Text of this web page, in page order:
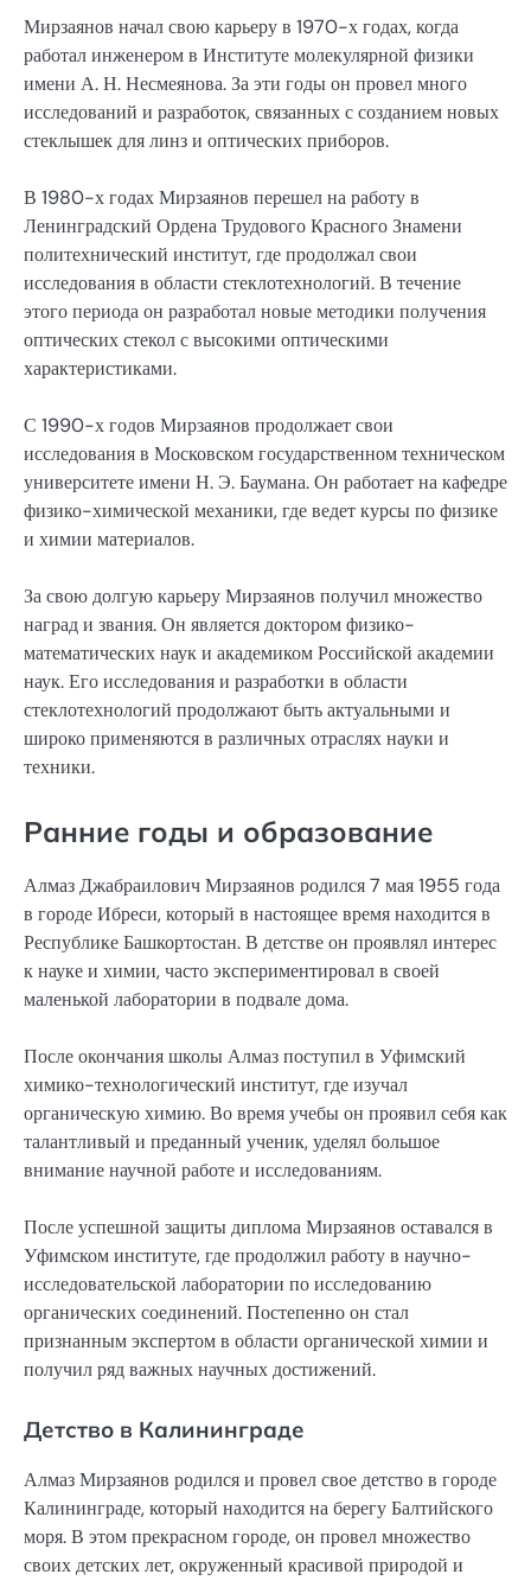
Мирзаянов начал свою карьеру в 1970-х годах, когда
работал инженером в Институте молекулярной физики
имени А. Н. Несмеянова. За эти годы он провел много
исследований и разработок, связанных с созданием новых
стеклышек для линз и оптических приборов.
В 1980-х годах Мирзаянов перешел на работу в
Ленинградский Ордена Трудового Красного Знамени
политехнический институт, где продолжал свои
исследования в области стеклотехнологий. В течение
этого периода он разработал новые методики получения
оптических стекол с высокими оптическими
характеристиками.
С 1990-х годов Мирзаянов продолжает свои
исследования в Московском государственном техническом
университете имени Н. Э. Баумана. Он работает на кафедре
физико-химической механики, где ведет курсы по физике
и химии материалов.
За свою долгую карьеру Мирзаянов получил множество
наград и звания. Он является доктором физико-
математических наук и академиком Российской академии
наук. Его исследования и разработки в области
стеклотехнологий продолжают быть актуальными и
широко применяются в различных отраслях науки и
техники.
Ранние годы и образование
Алмаз Джабраилович Мирзаянов родился 7 мая 1955 года
в городе Ибреси, который в настоящее время находится в
Республике Башкортостан. В детстве он проявлял интерес
к науке и химии, часто экспериментировал в своей
маленькой лаборатории в подвале дома.
После окончания школы Алмаз поступил в Уфимский
химико-технологический институт, где изучал
органическую химию. Во время учебы он проявил себя как
талантливый и преданный ученик, уделял большое
внимание научной работе и исследованиям.
После успешной защиты диплома Мирзаянов оставался в
Уфимском институте, где продолжил работу в научно-
исследовательской лаборатории по исследованию
органических соединений. Постепенно он стал
признанным экспертом в области органической химии и
получил ряд важных научных достижений.
Детство в Калининграде
Алмаз Мирзаянов родился и провел свое детство в городе
Калининграде, который находится на берегу Балтийского
моря. В этом прекрасном городе, он провел множество
своих детских лет, окруженный красивой природой и